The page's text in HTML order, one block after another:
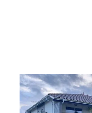
TOSSE 40
55,77 m2, 3 pièces
Ref : 32795